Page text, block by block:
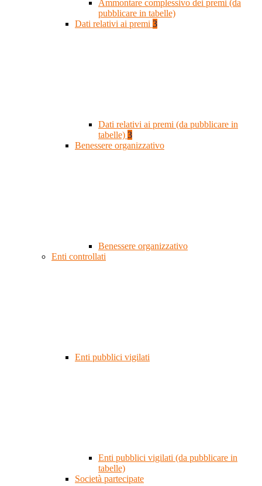
Ammontare complessivo dei premi (da
pubblicare in tabelle)
Dati relativi ai premi 3
Dati relativi ai premi (da pubblicare in
tabelle) 3
Benessere organizzativo
Benessere organizzativo
Enti controllati
Enti pubblici vigilati
Enti pubblici vigilati (da pubblicare in
tabelle)
Società partecipate